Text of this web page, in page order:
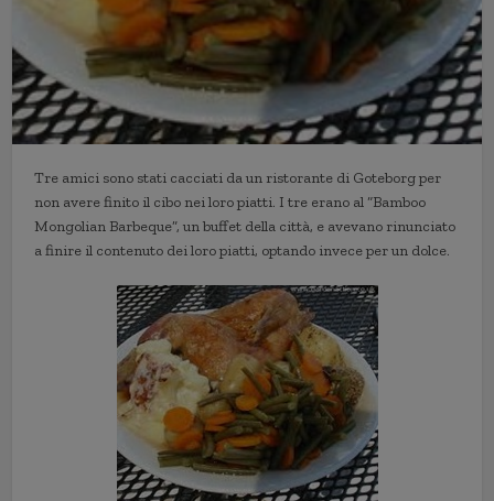
Tre amici sono stati cacciati da un ristorante di Goteborg per
non avere finito il cibo nei loro piatti. I tre erano al “Bamboo
Mongolian Barbeque”, un buffet della città, e avevano rinunciato
a finire il contenuto dei loro piatti, optando invece per un dolce.